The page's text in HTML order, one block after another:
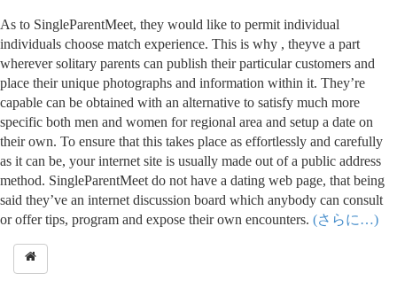
As to SingleParentMeet, they would like to permit individual
individuals choose match experience. This is why , theyve a part
wherever solitary parents can publish their particular customers and
place their unique photographs and information within it. They’re
capable can be obtained with an alternative to satisfy much more
specific both men and women for regional area and setup a date on
their own. To ensure that this takes place as effortlessly and carefully
as it can be, your internet site is usually made out of a public address
method. SingleParentMeet do not have a dating web page, that being
said they’ve an internet discussion board which anybody can consult
or offer tips, program and expose their own encounters. (さらに…)